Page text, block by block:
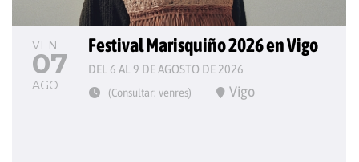
VEN
07
AGO
Festival Marisquiño 2026 en Vigo
DEL 6 AL 9 DE AGOSTO DE 2026
(Consultar: venres) Vigo